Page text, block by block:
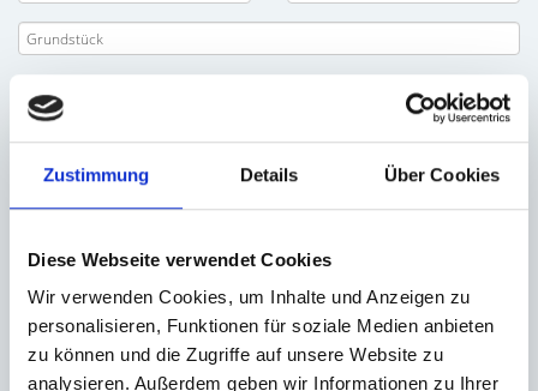
Zustimmung Details Über Cookies
Diese Webseite verwendet Cookies
Wir verwenden Cookies, um Inhalte und Anzeigen zu
personalisieren, Funktionen für soziale Medien anbieten
zu können und die Zugriffe auf unsere Website zu
analysieren. Außerdem geben wir Informationen zu Ihrer